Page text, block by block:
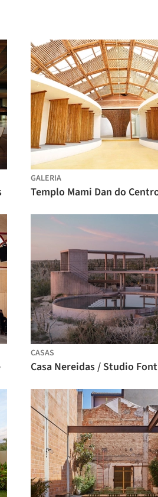
GALERIA
CASAS
Casa Nereidas / Studio Font